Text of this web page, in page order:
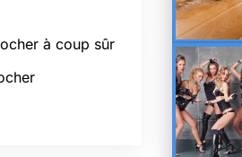
à coup sûr